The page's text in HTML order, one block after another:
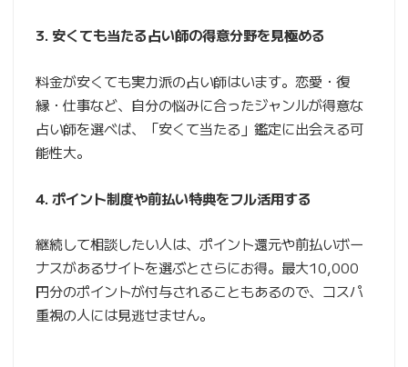
3. 安くても当たる占い師の得意分野を見極める
料金が安くても実力派の占い師はいます。恋愛・復
縁・仕事など、自分の悩みに合ったジャンルが得意な
占い師を選べば、「安くて当たる」鑑定に出会える可
能性大。
4. ポイント制度や前払い特典をフル活用する
継続して相談したい人は、ポイント還元や前払いボー
ナスがあるサイトを選ぶとさらにお得。最大10,000
円分のポイントが付与されることもあるので、コスパ
重視の人には見逃せません。